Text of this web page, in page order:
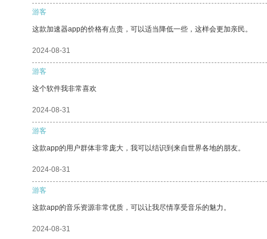
游客
这款加速器app的价格有点贵，可以适当降低一些，这样会更加亲民。
2024-08-31
游客
这个软件我非常喜欢
2024-08-31
游客
这款app的用户群体非常庞大，我可以结识到来自世界各地的朋友。
2024-08-31
游客
这款app的音乐资源非常优质，可以让我尽情享受音乐的魅力。
2024-08-31